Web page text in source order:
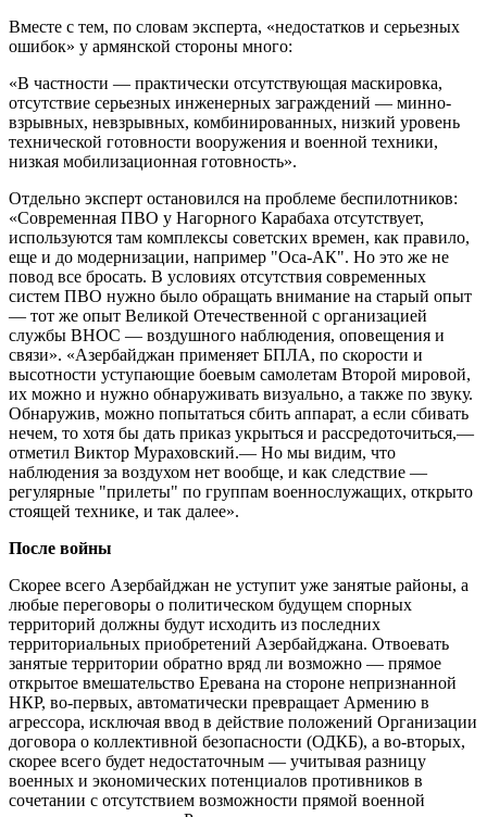
Вместе с тем, по словам эксперта, «недостатков и серьезных
ошибок» у армянской стороны много:
«В частности — практически отсутствующая маскировка,
отсутствие серьезных инженерных заграждений — минно-
взрывных, невзрывных, комбинированных, низкий уровень
технической готовности вооружения и военной техники,
низкая мобилизационная готовность».
Отдельно эксперт остановился на проблеме беспилотников:
«Современная ПВО у Нагорного Карабаха отсутствует,
используются там комплексы советских времен, как правило,
еще и до модернизации, например "Оса-АК". Но это же не
повод все бросать. В условиях отсутствия современных
систем ПВО нужно было обращать внимание на старый опыт
— тот же опыт Великой Отечественной с организацией
службы ВНОС — воздушного наблюдения, оповещения и
связи». «Азербайджан применяет БПЛА, по скорости и
высотности уступающие боевым самолетам Второй мировой,
их можно и нужно обнаруживать визуально, а также по звуку.
Обнаружив, можно попытаться сбить аппарат, а если сбивать
нечем, то хотя бы дать приказ укрыться и рассредоточиться,—
отметил Виктор Мураховский.— Но мы видим, что
наблюдения за воздухом нет вообще, и как следствие —
регулярные "прилеты" по группам военнослужащих, открыто
стоящей технике, и так далее».
После войны
Скорее всего Азербайджан не уступит уже занятые районы, а
любые переговоры о политическом будущем спорных
территорий должны будут исходить из последних
территориальных приобретений Азербайджана. Отвоевать
занятые территории обратно вряд ли возможно — прямое
открытое вмешательство Еревана на стороне непризнанной
НКР, во-первых, автоматически превращает Армению в
агрессора, исключая ввод в действие положений Организации
договора о коллективной безопасности (ОДКБ), а во-вторых,
скорее всего будет недостаточным — учитывая разницу
военных и экономических потенциалов противников в
сочетании с отсутствием возможности прямой военной